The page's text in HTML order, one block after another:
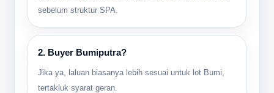
sebelum struktur SPA.
2. Buyer Bumiputra?
Jika ya, laluan biasanya lebih sesuai untuk lot Bumi,
tertakluk syarat geran.